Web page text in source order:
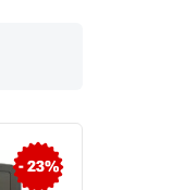
- 23%